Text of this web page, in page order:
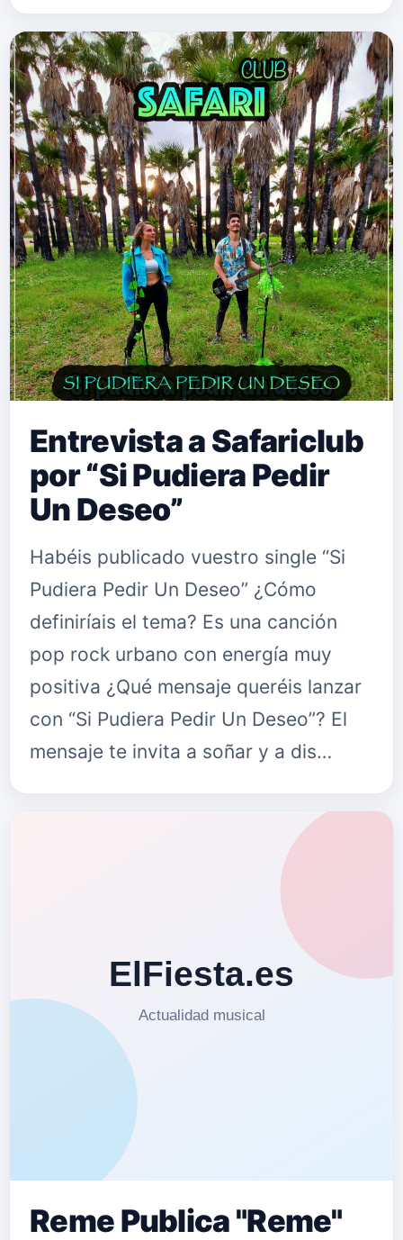
Entrevista a Safariclub
por “Si Pudiera Pedir
Un Deseo”
Habéis publicado vuestro single “Si
Pudiera Pedir Un Deseo” ¿Cómo
definiríais el tema? Es una canción
pop rock urbano con energía muy
positiva ¿Qué mensaje queréis lanzar
con “Si Pudiera Pedir Un Deseo”? El
mensaje te invita a soñar y a dis…
Reme Publica "Reme"